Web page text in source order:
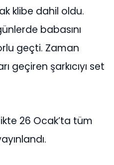
klibe dahil oldu.
babasını
geçti. Zaman
geçiren şarkıcıyı set
26 Ocak’ta tüm